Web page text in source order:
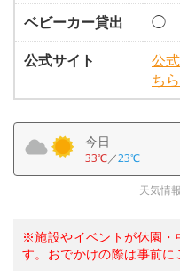
ベビーカー貸出
◯
公式サイト
公
ちら
今日
33℃／23℃
天気情
※施設やイベントが休園・
す。おでかけの際は事前に